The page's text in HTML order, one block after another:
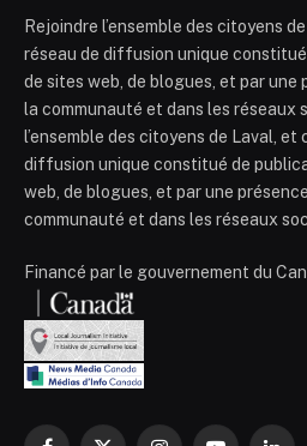
Rejoindre l’ensemble des citoyens
réseau de diffusion unique constitué
de sites web, de blogues, et par une
la communauté et dans les réseaux
l’ensemble des citoyens de Laval, et
diffusion unique constitué de
web, de blogues, et par une
communauté et dans les réseaux
Financé par le gouvernement du